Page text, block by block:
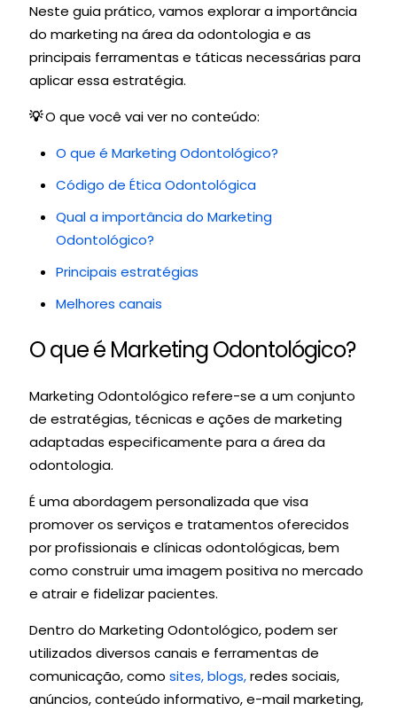
Neste guia prático, vamos explorar a importância
do marketing na área da odontologia e as
principais ferramentas e táticas necessárias para
aplicar essa estratégia.
💡O que você vai ver no conteúdo:
O que é Marketing Odontológico?
Código de Ética Odontológica
Qual a importância do Marketing
Odontológico?
Principais estratégias
Melhores canais
O que é Marketing Odontológico?
Marketing Odontológico refere-se a um conjunto
de estratégias, técnicas e ações de marketing
adaptadas especificamente para a área da
odontologia.
É uma abordagem personalizada que visa
promover os serviços e tratamentos oferecidos
por profissionais e clínicas odontológicas, bem
como construir uma imagem positiva no mercado
e atrair e fidelizar pacientes.
Dentro do Marketing Odontológico, podem ser
utilizados diversos canais e ferramentas de
comunicação, como sites, blogs,redes sociais,
anúncios, conteúdo informativo, e-mail marketing,